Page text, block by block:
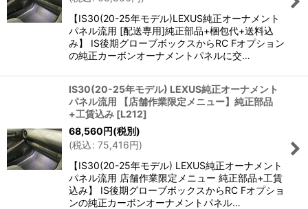
【IS30(20-25年モデル)LEXUS純正オーナメント
パネル流用 [配送専用]純正部品+梱包代+送料込
み】 IS後期グローブボックスからRC Fオプション
の純正カーボンオーナメントパネルに交…
IS30(20-25年モデル) LEXUS純正オーナメント
パネル流用 【店舗作業限定メニュー】純正部品
+工賃込み [L212]
68,560円(税別)
(税込: 75,416円)
【IS30(20-25年モデル) LEXUS純正オーナメント
パネル流用 店舗作業限定メニュー 純正部品+工賃
込み】 IS後期グローブボックスからRC Fオプショ
ンの純正カーボンオーナメントパネル…